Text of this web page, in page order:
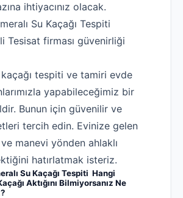
Tıkanıklık Açma
Kaçağı Tespiti
Petek Temizliği
Uzmana Sor
Hakkımızda
ihtiyacınız olacak.
Su Kaçağı Tespiti
Tesisat firması güvenirliği
kaçağı tespiti ve tamiri evde
yapabileceğimiz bir
Bunun için güvenilir ve
tercih edin. Evinize gelen
manevi yönden ahlaklı
hatırlatmak isteriz.
Su Kaçağı Tespiti Hangi
Aktığını Bilmiyorsanız Ne